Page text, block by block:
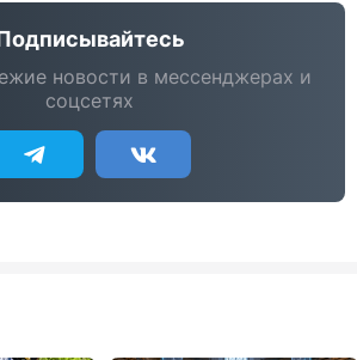
новости в мессенджерах и
соцсетях